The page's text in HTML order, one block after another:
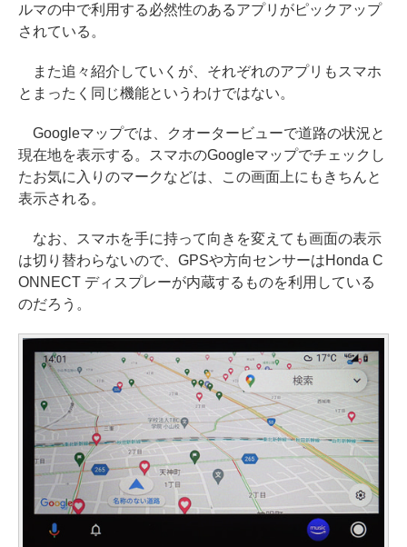
ルマの中で利用する必然性のあるアプリがピックアップ
されている。
また追々紹介していくが、それぞれのアプリもスマホ
とまったく同じ機能というわけではない。
Googleマップでは、クオータービューで道路の状況と
現在地を表示する。スマホのGoogleマップでチェックし
たお気に入りのマークなどは、この画面上にもきちんと
表示される。
なお、スマホを手に持って向きを変えても画面の表示
は切り替わらないので、GPSや方向センサーはHonda C
ONNECT ディスプレーが内蔵するものを利用している
のだろう。